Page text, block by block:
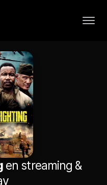
en streaming &